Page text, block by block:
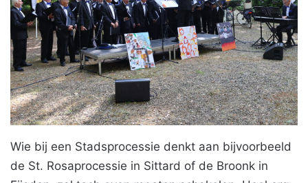
Wie bij een Stadsprocessie denkt aan bijvoorbeeld
de St. Rosaprocessie in Sittard of de Broonk in